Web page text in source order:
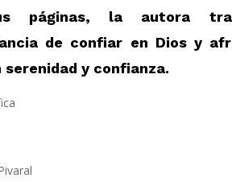
páginas, la autora
de confiar en Dios y
serenidad y confianza.